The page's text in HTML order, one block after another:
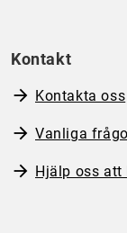
Kontakt
Kontakta oss
Vanliga
Hjälp oss